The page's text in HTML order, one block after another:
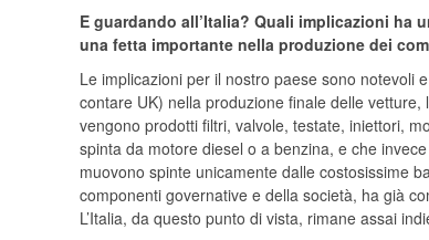
E guardando all’Italia? Quali implicazioni
una fetta importante nella produzione dei
Le implicazioni per il nostro paese sono notevoli
contare UK) nella produzione finale delle
vengono prodotti filtri, valvole, testate, iniettori,
spinta da motore diesel o a benzina, e che
muovono spinte unicamente dalle costosissime
componenti governative e della società, ha già
L’Italia, da questo punto di vista, rimane assai